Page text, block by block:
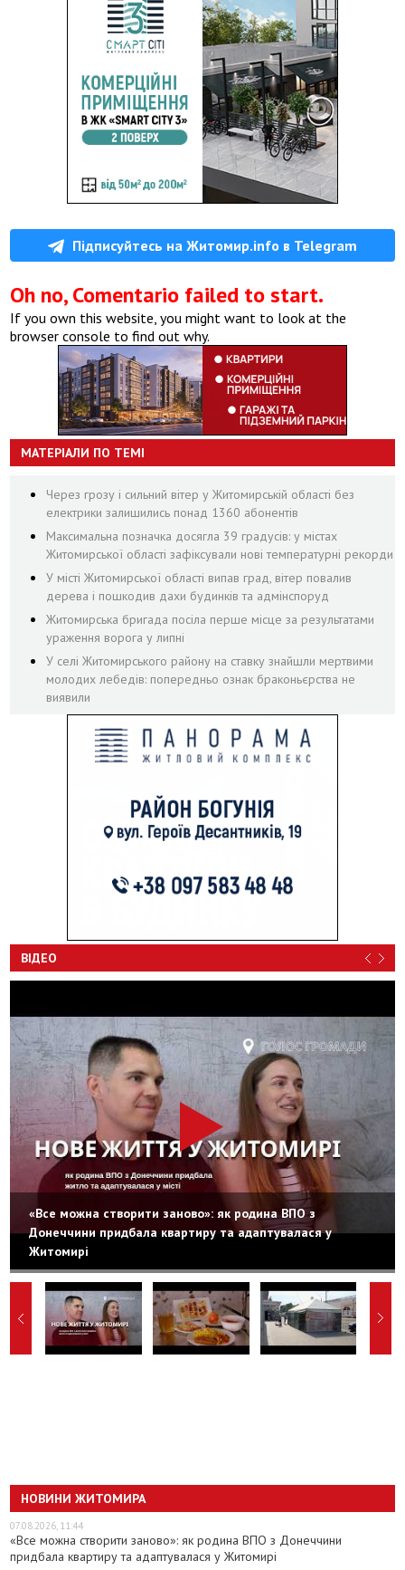
Підписуйтесь на Житомир.info в Telegram
Oh no, Comentario failed to start.
If you own this website, you might want to look at the
browser console to find out why.
МАТЕРІАЛИ ПО ТЕМІ
Через грозу і сильний вітер у Житомирській області без
електрики залишились понад 1360 абонентів
Максимальна позначка досягла 39 градусів: у містах
Житомирської області зафіксували нові температурні рекорди
У місті Житомирської області випав град, вітер повалив
дерева і пошкодив дахи будинків та адмінспоруд
Житомирська бригада посіла перше місце за результатами
ураження ворога у липні
У селі Житомирського району на ставку знайшли мертвими
молодих лебедів: попередньо ознак браконьєрства не
виявили
ВІДЕО
«Все можна створити заново»: як родина ВПО з
Донеччини придбала квартиру та адаптувалася у
Житомирі
НОВИНИ ЖИТОМИРА
07.08.2026, 11:44
«Все можна створити заново»: як родина ВПО з Донеччини
придбала квартиру та адаптувалася у Житомирі